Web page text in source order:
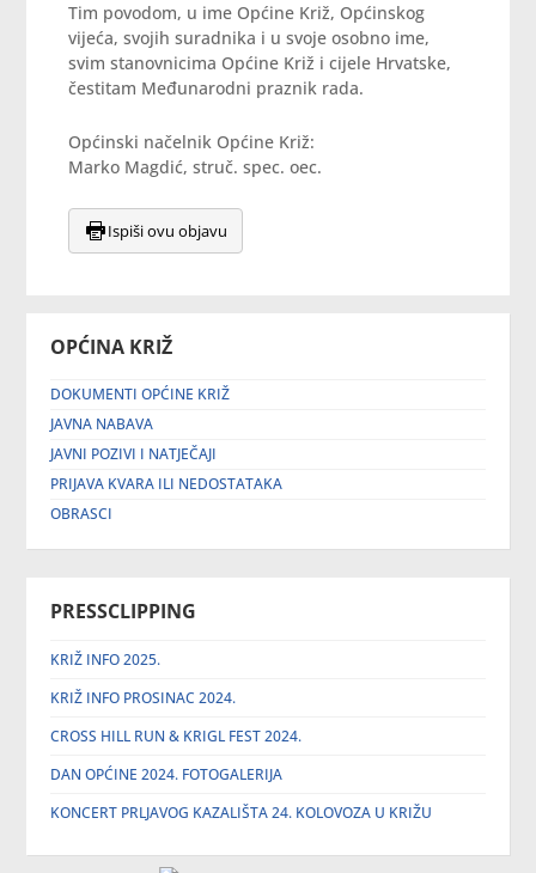
OPĆINA KRIŽ
DOKUMENTI OPĆINE KRIŽ
JAVNA NABAVA
JAVNI POZIVI I NATJEČAJI
PRIJAVA KVARA ILI NEDOSTATAKA
OBRASCI
PRESSCLIPPING
KRIŽ INFO 2025.
KRIŽ INFO PROSINAC 2024.
CROSS HILL RUN & KRIGL FEST 2024.
DAN OPĆINE 2024. FOTOGALERIJA
KONCERT PRLJAVOG KAZALIŠTA 24. KOLOVOZA U KRIŽU
Tim povodom, u ime Općine Križ, Općinskog
vijeća, svojih suradnika i u svoje osobno ime,
svim stanovnicima Općine Križ i cijele Hrvatske,
čestitam Međunarodni praznik rada.
Općinski načelnik Općine Križ:
Marko Magdić, struč. spec. oec.
Ispiši ovu objavu